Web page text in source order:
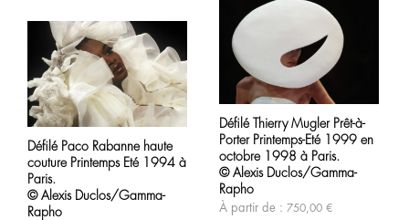
produit
sur
page
produit
a
plusieurs
variations.
Les
options
peuvent
être
Défilé Thierry Mugler Prêt-à-
Porter Printemps-Eté 1999 en
octobre 1998 à Paris.
© Alexis Duclos/Gamma-
Rapho
À partir de : 750,00 €
Ce
a
plusieurs
variations.
Les
options
Défilé Paco Rabanne haute
couture Printemps Eté 1994 à
Paris.
© Alexis Duclos/Gamma-
Rapho